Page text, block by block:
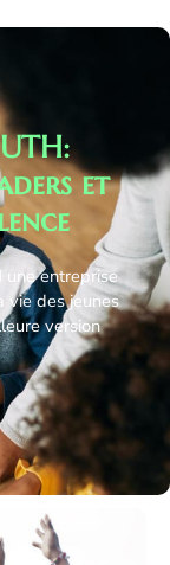
et
une entreprise
vie des jeunes
version